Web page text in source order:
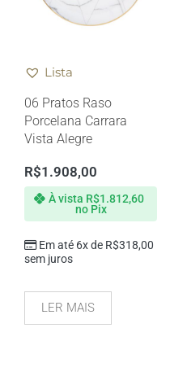
Lista
06 Pratos Raso
Porcelana Carrara
Vista Alegre
R$1.908,00
Em até 6x de R$318,00
sem juros
À vista R$1.812,60
no Pix
LER MAIS